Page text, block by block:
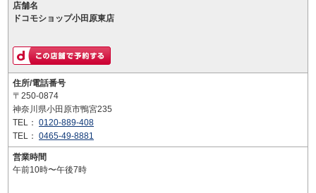
店舗名
ドコモショップ小田原東店
住所/電話番号
〒250-0874
神奈川県小田原市鴨宮235
TEL： 0120-889-408
TEL： 0465-49-8881
営業時間
午前10時〜午後7時